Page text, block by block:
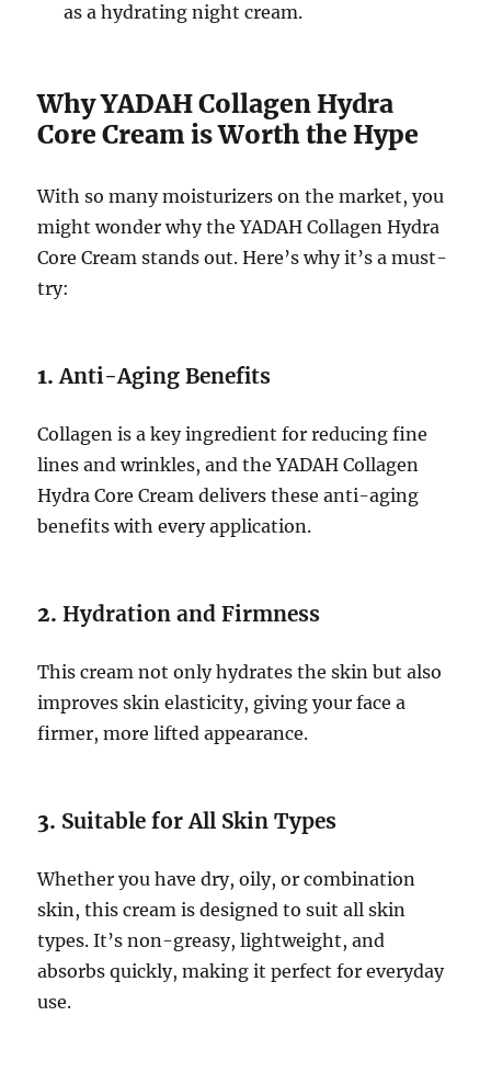
as a hydrating night cream.
Why YADAH Collagen Hydra
Core Cream is Worth the Hype
With so many moisturizers on the market, you
might wonder why the YADAH Collagen Hydra
Core Cream stands out. Here’s why it’s a must-
try:
1.Anti-Aging Benefits
Collagen is a key ingredient for reducing fine
lines and wrinkles, and the YADAH Collagen
Hydra Core Cream delivers these anti-aging
benefits with every application.
2.Hydration and Firmness
This cream not only hydrates the skin but also
improves skin elasticity, giving your face a
firmer, more lifted appearance.
3. Suitable for All Skin Types
Whether you have dry, oily, or combination
skin, this cream is designed to suit all skin
types. It’s non-greasy, lightweight, and
absorbs quickly, making it perfect for everyday
use.